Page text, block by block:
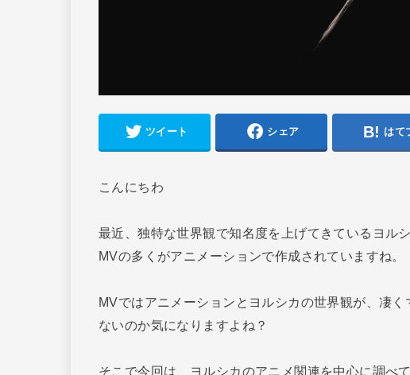
ツイート シェア はて
こんにちわ
最近、独特な世界観で知名度を上げてきているヨル
MVの多くがアニメーションで作成されていますね。
MVではアニメーションとヨルシカの世界観が、凄
ないのか気になりますよね？
そこで今回は、ヨルシカのアニメ関連を中心に調べて